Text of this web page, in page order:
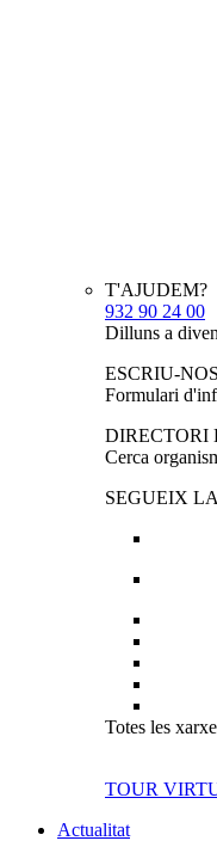
T'AJUDEM?
932 90 24 00
Dilluns a
ESCRIU-NOS
Formulari
DIRECTORI
Cerca
SEGUEIX
Totes les
TOUR
Actualitat